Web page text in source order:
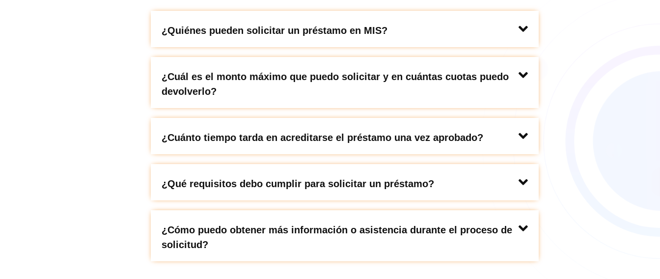
¿Quiénes pueden solicitar un préstamo en MIS?
¿Cuál es el monto máximo que puedo solicitar y en cuántas cuotas puedo
devolverlo?
¿Cuánto tiempo tarda en acreditarse el préstamo una vez aprobado?
¿Qué requisitos debo cumplir para solicitar un préstamo?
¿Cómo puedo obtener más información o asistencia durante el proceso de
solicitud?